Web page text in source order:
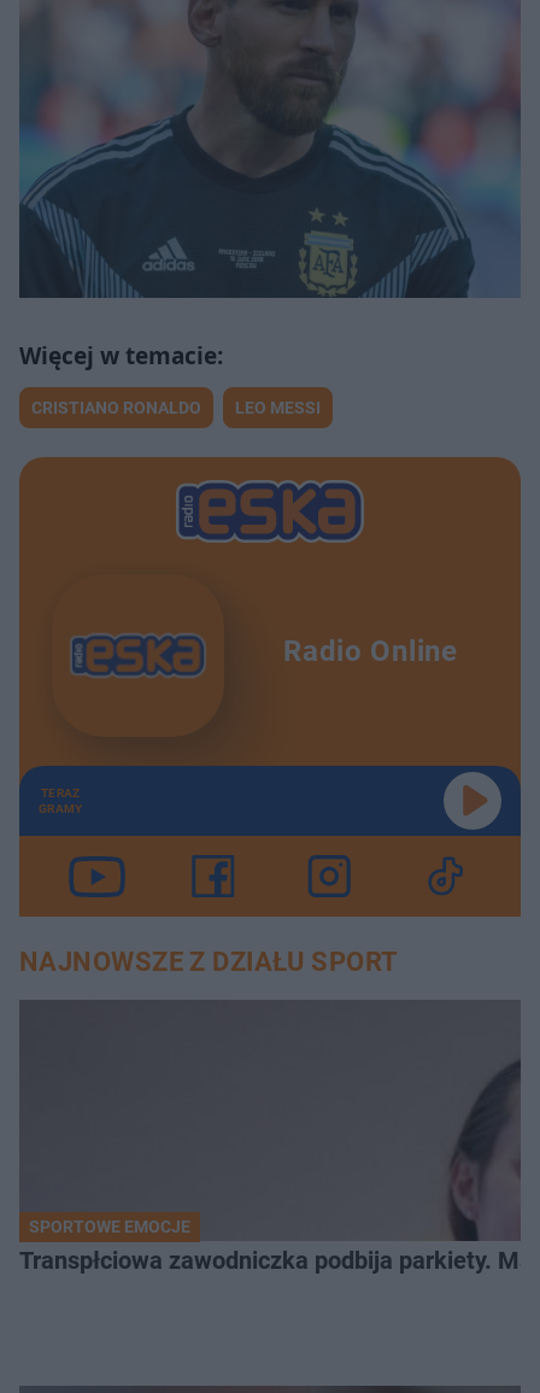
CRISTIANO RONALDO LEO MESSI
Radio Online
TERAZ
GRAMY
NAJNOWSZE Z DZIAŁU SPORT
SPORTOWE EMOCJE
Transpłciowa zawodniczka podbija parkiety.